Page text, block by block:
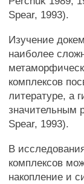
Spear, 1993).
Изучение
наиболее
комплексов
литературе, а
значительным
Spear, 1993).
В
комплексов
накопление и